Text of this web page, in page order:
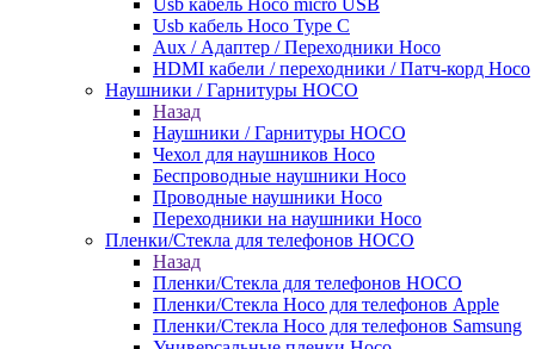
Usb кабель Hoco micro USB
Usb кабель Hoco Type C
Aux / Адаптер / Переходники Hoco
HDMI кабели / переходники / Патч-корд Hoco
Наушники / Гарнитуры HOCO
Назад
Наушники / Гарнитуры HOCO
Чехол для наушников Hoco
Беспроводные наушники Hoco
Проводные наушники Hoco
Переходники на наушники Hoco
Пленки/Стекла для телефонов HOCO
Назад
Пленки/Стекла для телефонов HOCO
Пленки/Стекла Hoco для телефонов Apple
Пленки/Стекла Hoco для телефонов Samsung